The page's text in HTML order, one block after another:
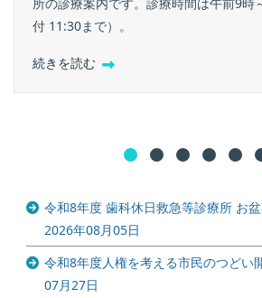
付 11:30まで）。
続きを読む
令和8年度 歯科休日救急等診療所 お
2026年08月05日
令和8年度人権を考える市民のつどい
07月27日